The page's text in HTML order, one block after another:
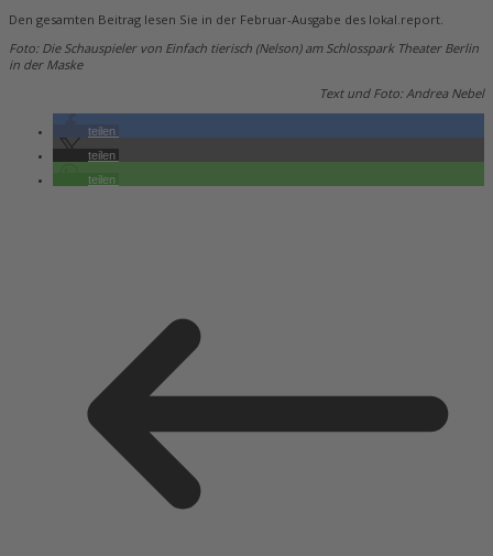
Den gesamten Beitrag lesen Sie in der Februar-Ausgabe des lokal.report.
Foto: Die Schauspieler von Einfach tierisch (Nelson) am Schlosspark Theater Berlin
in der Maske
Text und Foto: Andrea Nebel
teilen
teilen
teilen